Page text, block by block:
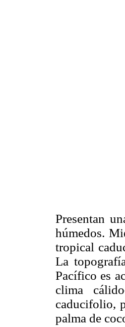
Presentan
húmedos.
tropical
La
Pacífico es
clima
caducifolio,
palma de